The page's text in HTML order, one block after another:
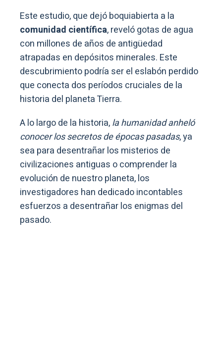
Este estudio, que dejó boquiabierta a la
comunidad científica, reveló gotas de agua
con millones de años de antigüedad
atrapadas en depósitos minerales. Este
descubrimiento podría ser el eslabón perdido
que conecta dos períodos cruciales de la
historia del planeta Tierra.
A lo largo de la historia,la humanidad anheló
conocer los secretos de épocas pasadas, ya
sea para desentrañar los misterios de
civilizaciones antiguas o comprender la
evolución de nuestro planeta, los
investigadores han dedicado incontables
esfuerzos a desentrañar los enigmas del
pasado.